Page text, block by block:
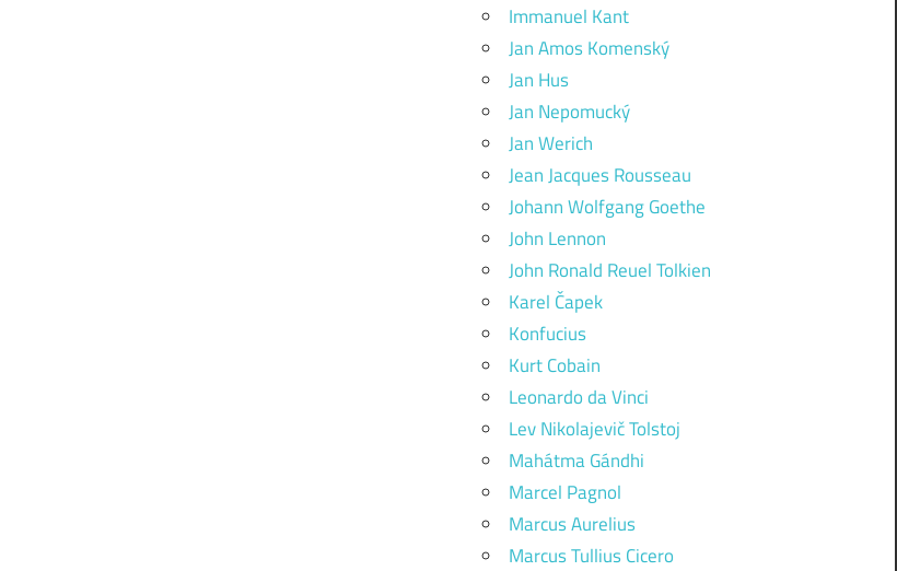
Immanuel Kant
Jan Amos Komenský
Jan Hus
Jan Nepomucký
Jan Werich
Jean Jacques Rousseau
Johann Wolfgang Goethe
John Lennon
John Ronald Reuel Tolkien
Karel Čapek
Konfucius
Kurt Cobain
Leonardo da Vinci
Lev Nikolajevič Tolstoj
Mahátma Gándhi
Marcel Pagnol
Marcus Aurelius
Marcus Tullius Cicero